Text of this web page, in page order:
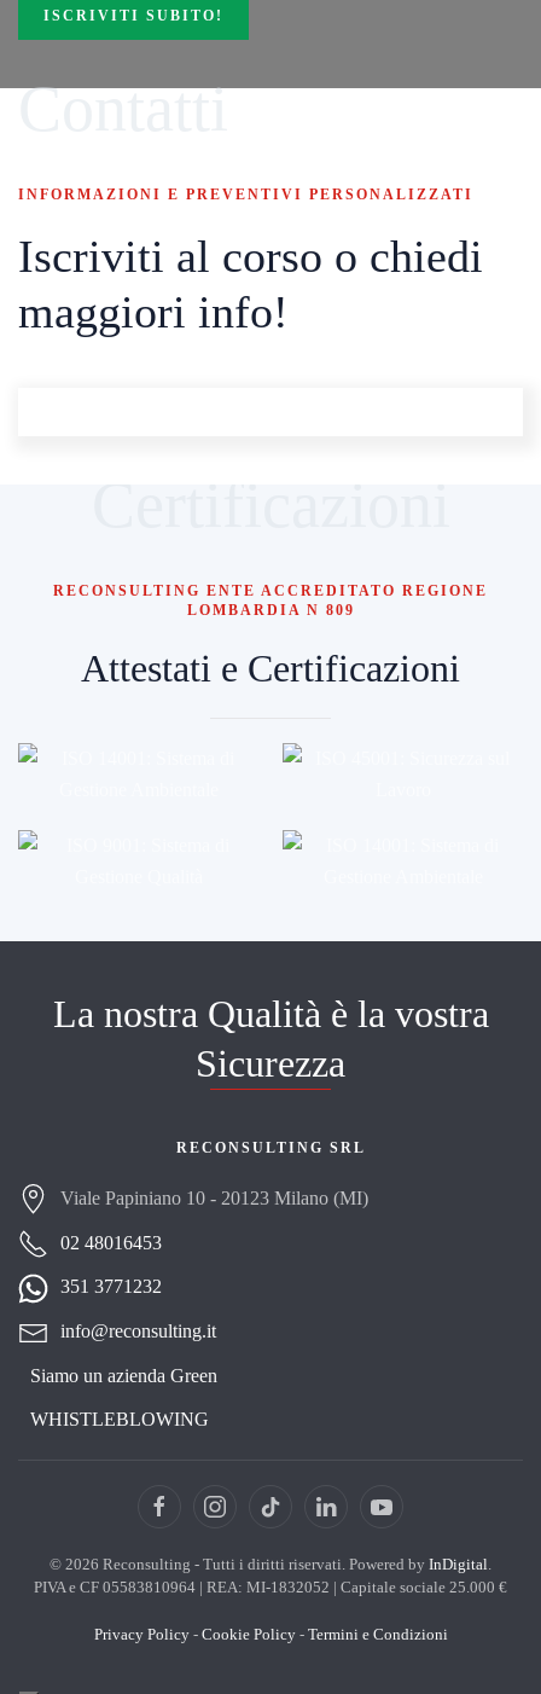
ISCRIVITI SUBITO!
Contatti
INFORMAZIONI E PREVENTIVI PERSONALIZZATI
Iscriviti al corso o chiedi
maggiori info!
Certificazioni
RECONSULTING ENTE ACCREDITATO REGIONE
LOMBARDIA N 809
Attestati e Certificazioni
La nostra Qualità è la vostra
Sicurezza
RECONSULTING SRL
Viale Papiniano 10 - 20123 Milano (MI)
02 48016453
351 3771232
info@reconsulting.it
Siamo un azienda Green
WHISTLEBLOWING
© 2026 Reconsulting - Tutti i diritti riservati. Powered by InDigital
PIVA e CF 05583810964 | REA: MI-1832052 | Capitale sociale 25.000 €
Privacy Policy- Cookie Policy- Termini e Condizioni